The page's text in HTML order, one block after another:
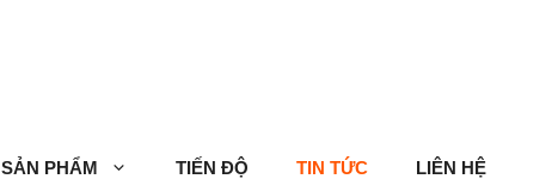
SẢN PHẨM TIẾN ĐỘ TIN TỨC LIÊN HỆ